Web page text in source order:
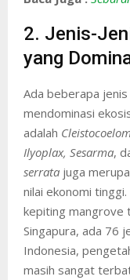
2. Jenis-
yang
Ada beberapa
mendominasi
adalah
Ilyoplax, Sesarma,
serrata juga
nilai ekonomi
kepiting mangrove
Singapura, ada 76
Indonesia,
masih sangat